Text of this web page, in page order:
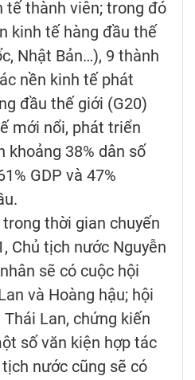
tế thành viên; trong đó
kinh tế hàng đầu thế
Nhật Bản…), 9 thành
nền kinh tế phát
đầu thế giới (G20)
mới nổi, phát triển
khoảng 38% dân số
GDP và 47%
thời gian chuyến
Chủ tịch nước Nguyễn
sẽ có cuộc hội
và Hoàng hậu; hội
Lan, chứng kiến
số văn kiện hợp tác
nước cũng sẽ có